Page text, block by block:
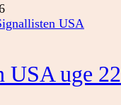
23
USA
USA uge 22